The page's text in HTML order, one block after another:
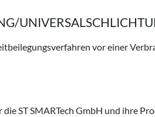
vor einer
ST SMARTech GmbH und ihre